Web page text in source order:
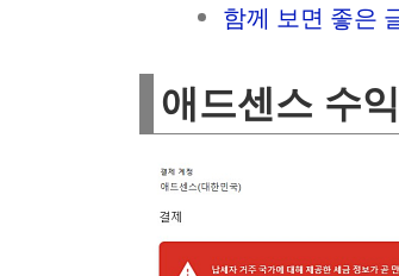
함께 보면 좋은
애드센스 수